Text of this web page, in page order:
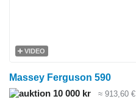
VIDEO
Massey Ferguson 590
10 000 kr
≈ 913,60 €